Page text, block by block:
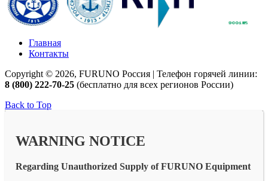
Главная
Контакты
Copyright © 2026, FURUNO Россия | Телефон горячей линии:
8 (800) 222-70-25 (бесплатно для всех регионов России)
Back to Top
WARNING NOTICE
Regarding Unauthorized Supply of FURUNO Equipment